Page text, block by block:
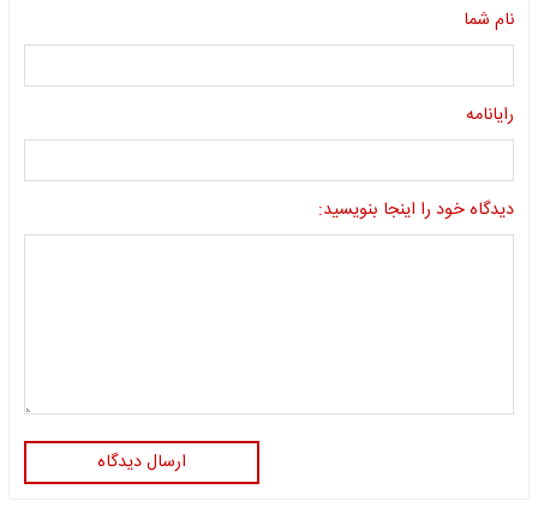
نام شما
رایانامه
دیدگاه خود را اینجا بنویسید:
ارسال دیدگاه